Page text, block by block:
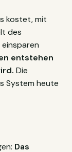
kostet, mit
des
entstehen
Die
System heute
Das